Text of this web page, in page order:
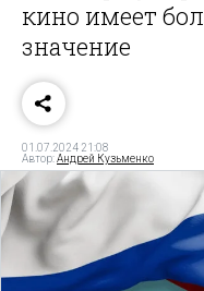
кино имеет
значение
01.07.2024 21:08
Автор:Андрей Кузьменко